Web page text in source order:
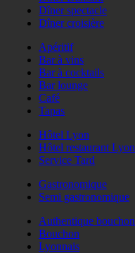
Dîner spectacle
Dîner croisière
Apéritif
Bar à vins
Bar à cocktails
Bar lounge
Café
Tapas
Hôtel Lyon
Hôtel restaurant Lyon
Service Tard
Gastronomique
Semi gastronomique
Authentique bouchon
Bouchon
Lyonnais